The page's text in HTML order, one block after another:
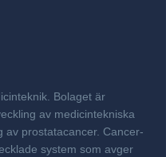
Bolaget är
av medicintekniska
av prostatacancer. Cancer­­­
system som avger